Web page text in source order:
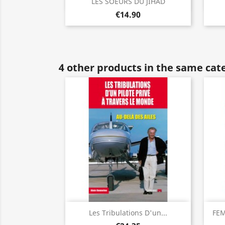
€14.90
4 other products in the same
Les Tribulations D'un...
Quick view